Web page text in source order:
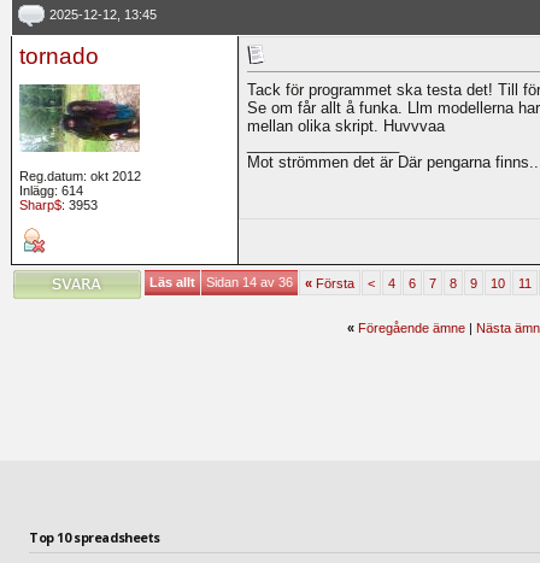
2025-12-12, 13:45
tornado
Reg.datum: okt 2012
Inlägg: 614
Sharp$: 3953
Tack för programmet ska testa det! Till
Se om får allt å funka. Llm modellerna
mellan olika skript. Huvvvaa
Mot strömmen det är Där pengarna
Läs allt Sidan 14 av 36 «Första < 4 6 7 8 9 10 11
« Föregående ämne| Nästa
Top 10 spreadsheets